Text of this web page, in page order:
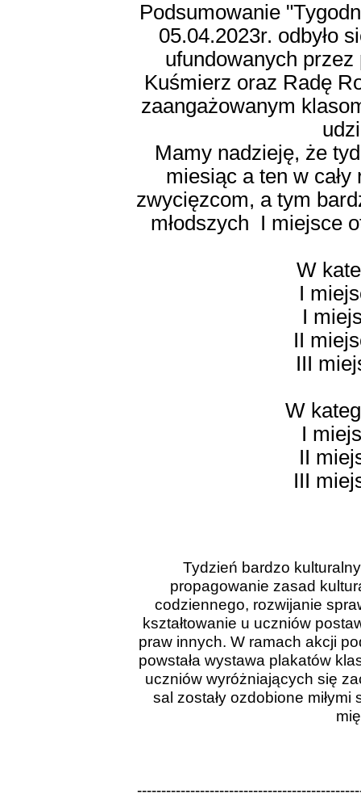
Podsumowanie
05.04.2023r. odbyło
ufundowanych przez
Kuśmierz oraz Radę
zaangażowanym
Mamy nadzieję, że
miesiąc a ten w
zwycięzcom, a tym
młodszych I miejsce
W
I
I
II
III
W
I
II
III
Tydzień bardzo
propagowanie zasad
codziennego, rozwijanie
kształtowanie u uczniów
praw innych. W ramach akcji
powstała wystawa plakatów
uczniów wyróżniających się
sal zostały ozdobione miłymi